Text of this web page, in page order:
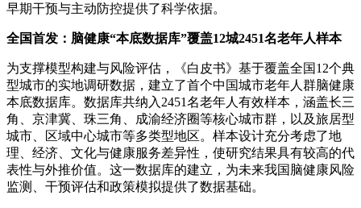
早期干预与主动防控提供了科学依据。
全国首发：脑健康“本底数据库”覆盖12城2451名老年人样本
为支撑模型构建与风险评估，《白皮书》基于覆盖全国12个典
型城市的实地调研数据，建立了首个中国城市老年人群脑健康
本底数据库。数据库共纳入2451名老年人有效样本，涵盖长三
角、京津冀、珠三角、成渝经济圈等核心城市群，以及旅居型
城市、区域中心城市等多类型地区。样本设计充分考虑了地
理、经济、文化与健康服务差异性，使研究结果具有较高的代
表性与外推价值。这一数据库的建立，为未来我国脑健康风险
监测、干预评估和政策模拟提供了数据基础。